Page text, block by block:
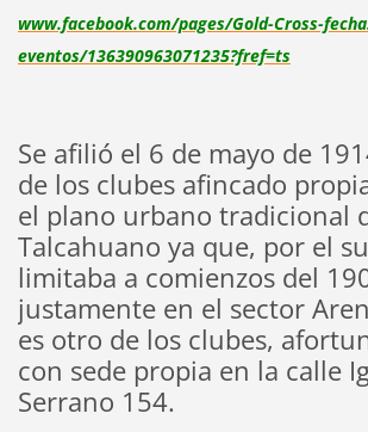
www.facebook.com/pages/Gold-Cross-
eventos/136390963071235?fref=ts
Se afilió el 6 de mayo de
de los clubes afincado
el plano urbano tradicional
Talcahuano ya que, por el
limitaba a comienzos del
justamente en el sector
es otro de los clubes,
con sede propia en la calle
Serrano 154.